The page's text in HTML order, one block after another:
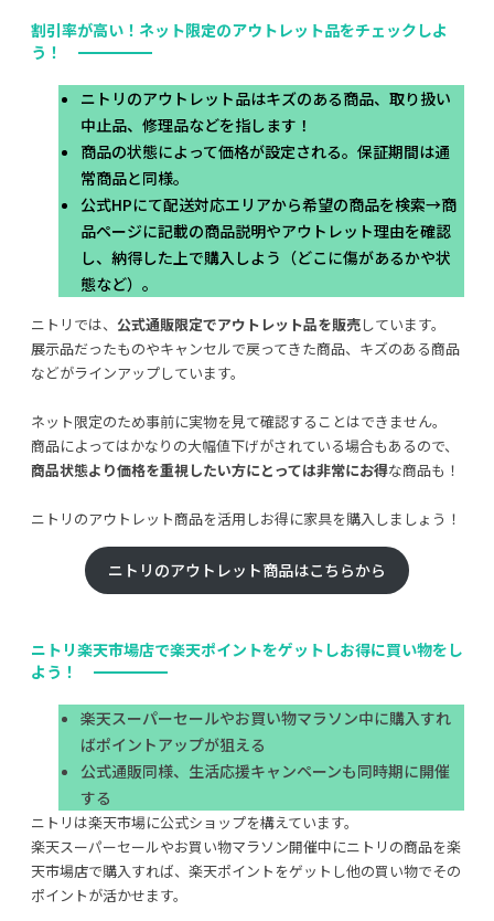
割引率が高い！ネット限定のアウトレット品をチェックしよ
う！
ニトリのアウトレット品はキズのある商品、取り扱い
中止品、修理品などを指します！
商品の状態によって価格が設定される。保証期間は通
常商品と同様。
公式HPにて配送対応エリアから希望の商品を検索→商
品ページに記載の商品説明やアウトレット理由を確認
し、納得した上で購入しよう（どこに傷があるかや状
態など）。
ニトリでは、 公式通販限定でアウトレット品を販売しています。
展示品だったものやキャンセルで戻ってきた商品、キズのある商品
などがラインアップしています。
ネット限定のため事前に実物を見て確認することはできません。
商品によってはかなりの大幅値下げがされている場合もあるので、
商品状態より価格を重視したい方にとっては非常にお得な商品も！
ニトリのアウトレット商品を活用しお得に家具を購入しましょう！
ニトリのアウトレット商品はこちらから
ニトリ楽天市場店で楽天ポイントをゲットしお得に買い物をし
よう！
楽天スーパーセールやお買い物マラソン中に購入すれ
ばポイントアップが狙える
公式通販同様、生活応援キャンペーンも同時期に開催
する
ニトリは楽天市場に公式ショップを構えています。
楽天スーパーセールやお買い物マラソン開催中にニトリの商品を楽
天市場店で購入すれば、楽天ポイントをゲットし他の買い物でその
ポイントが活かせます。